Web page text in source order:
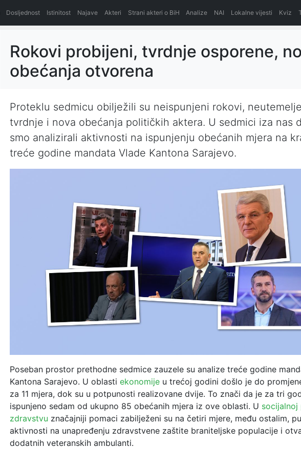
Dosljednost Istinitost Najave Akteri Strani akteri o BiH Analize NAI Lokalne vijesti Kviz
Rokovi probijeni, tvrdnje osporene,
obećanja otvorena
Proteklu sedmicu obilježili su neispunjeni rokovi,
tvrdnje i nova obećanja političkih aktera. U sedmici iza nas
smo analizirali aktivnosti na ispunjenju obećanih mjera na
treće godine mandata Vlade Kantona Sarajevo.
Poseban prostor prethodne sedmice zauzele su analize treće godine
Kantona Sarajevo. U oblasti ekonomije u trećoj godini došlo je do
za 11 mjera, dok su u potpunosti realizovane dvije. To znači da je za tri
ispunjeno sedam od ukupno 85 obećanih mjera iz ove oblasti. U
zdravstvu značajniji pomaci zabilježeni su na četiri mjere, među ostalim,
aktivnosti na unapređenju zdravstvene zaštite braniteljske populacije i
dodatnih veteranskih ambulanti.